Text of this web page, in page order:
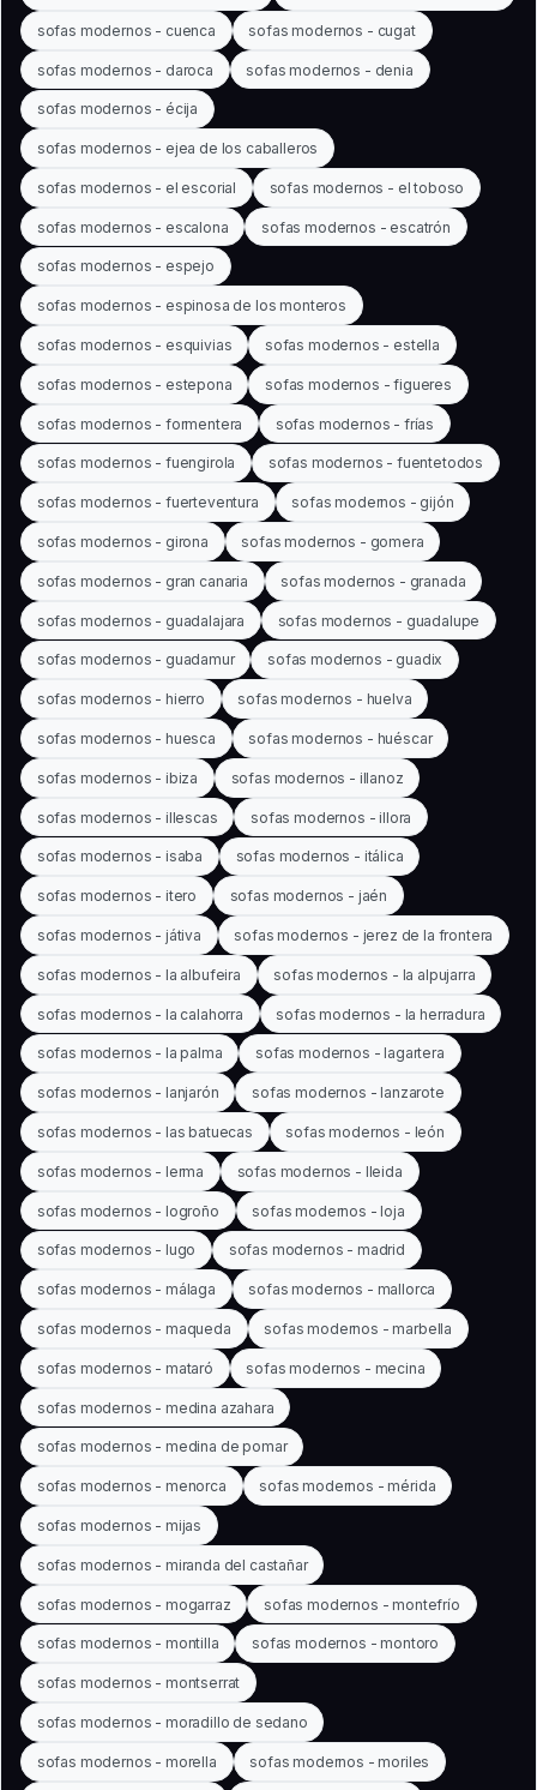
sofas modernos - cuenca sofas modernos - cugat
sofas modernos - daroca sofas modernos - denia
sofas modernos - écija
sofas modernos - ejea de los caballeros
sofas modernos - el escorial sofas modernos - el toboso
sofas modernos - escalona sofas modernos - escatrón
sofas modernos - espejo
sofas modernos - espinosa de los monteros
sofas modernos - esquivias sofas modernos - estella
sofas modernos - estepona sofas modernos - figueres
sofas modernos - formentera sofas modernos - frías
sofas modernos - fuengirola sofas modernos - fuentetodos
sofas modernos - fuerteventura sofas modernos - gijón
sofas modernos - girona sofas modernos - gomera
sofas modernos - gran canaria sofas modernos - granada
sofas modernos - guadalajara sofas modernos - guadalupe
sofas modernos - guadamur sofas modernos - guadix
sofas modernos - hierro sofas modernos - huelva
sofas modernos - huesca sofas modernos - huéscar
sofas modernos - ibiza sofas modernos - illanoz
sofas modernos - illescas sofas modernos - illora
sofas modernos - isaba sofas modernos - itálica
sofas modernos - itero sofas modernos - jaén
sofas modernos - játiva sofas modernos - jerez de la frontera
sofas modernos - la albufeira sofas modernos - la alpujarra
sofas modernos - la calahorra sofas modernos - la herradura
sofas modernos - la palma sofas modernos - lagartera
sofas modernos - lanjarón sofas modernos - lanzarote
sofas modernos - las batuecas sofas modernos - león
sofas modernos - lerma sofas modernos - lleida
sofas modernos - logroño sofas modernos - loja
sofas modernos - lugo sofas modernos - madrid
sofas modernos - málaga sofas modernos - mallorca
sofas modernos - maqueda sofas modernos - marbella
sofas modernos - mataró sofas modernos - mecina
sofas modernos - medina azahara
sofas modernos - medina de pomar
sofas modernos - menorca sofas modernos - mérida
sofas modernos - mijas
sofas modernos - miranda del castañar
sofas modernos - mogarraz sofas modernos - montefrío
sofas modernos - montilla sofas modernos - montoro
sofas modernos - montserrat
sofas modernos - moradillo de sedano
sofas modernos - morella sofas modernos - moriles